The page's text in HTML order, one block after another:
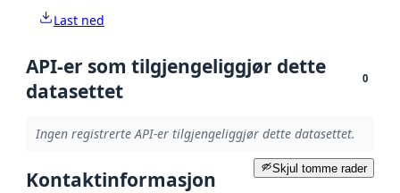
Last ned
API-er som tilgjengeliggjør dette
datasettet
0
Ingen registrerte API-er tilgjengeliggjør dette datasettet.
Skjul tomme rader
Kontaktinformasjon